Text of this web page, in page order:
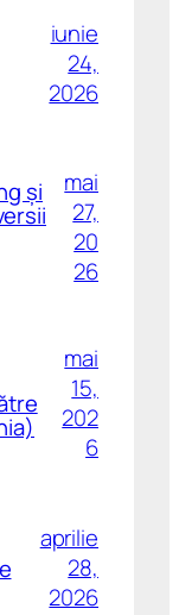
iunie
24,
2026
și
mai
27,
20
26
mai
15,
202
6
aprilie
28,
2026